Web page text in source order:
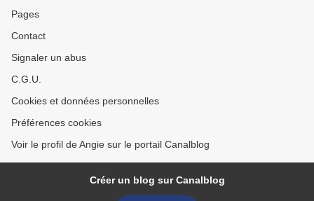
Pages
Contact
Signaler un abus
C.G.U.
Cookies et données personnelles
Préférences cookies
Voir le profil de Angie sur le portail Canalblog
Créer un blog sur Canalblog